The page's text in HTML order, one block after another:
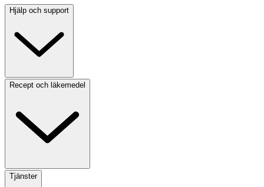
Hjälp och support
Recept och läkemedel
Tjänster